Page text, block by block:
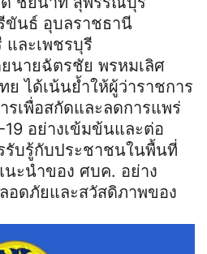
ขันธ์ อุบลราชธานี
ละเพชรบุรี
ายฉัตรชัย พรหมเลิศ
ย ได้เน้นย้ำให้ผู้ว่าราชการ
รเพื่อสกัดและลดการแพร่
อย่างเข้มข้นและต่อ
รับรู้กับประชาชนในพื้นที่
ะนำของ ศบค. อย่าง
อดภัยและสวัสดิภาพของ